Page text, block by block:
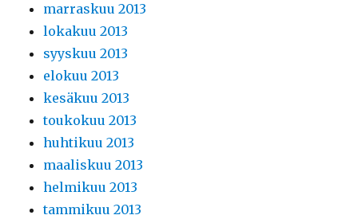
marraskuu 2013
lokakuu 2013
syyskuu 2013
elokuu 2013
kesäkuu 2013
toukokuu 2013
huhtikuu 2013
maaliskuu 2013
helmikuu 2013
tammikuu 2013